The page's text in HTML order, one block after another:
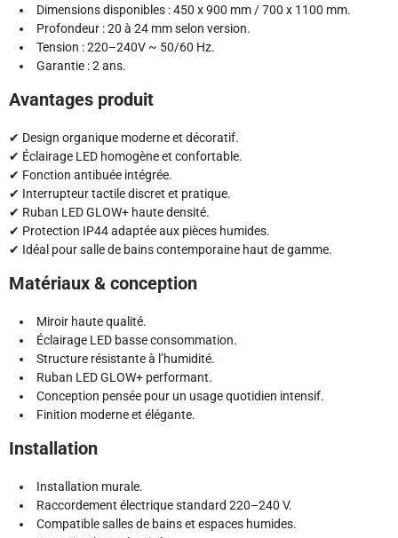
Dimensions disponibles : 450 x 900 mm / 700 x 1100 mm.
Profondeur : 20 à 24 mm selon version.
Tension : 220–240V ~ 50/60 Hz.
Garantie : 2 ans.
Avantages produit
✔ Design organique moderne et décoratif.
✔ Éclairage LED homogène et confortable.
✔ Fonction antibuée intégrée.
✔ Interrupteur tactile discret et pratique.
✔ Ruban LED GLOW+ haute densité.
✔ Protection IP44 adaptée aux pièces humides.
✔ Idéal pour salle de bains contemporaine haut de gamme.
Matériaux & conception
Miroir haute qualité.
Éclairage LED basse consommation.
Structure résistante à l’humidité.
Ruban LED GLOW+ performant.
Conception pensée pour un usage quotidien intensif.
Finition moderne et élégante.
Installation
Installation murale.
Raccordement électrique standard 220–240 V.
Compatible salles de bains et espaces humides.